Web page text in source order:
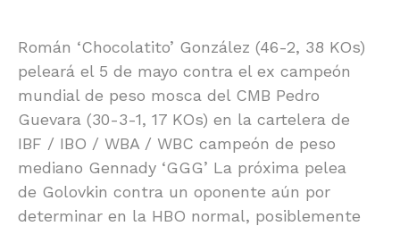
Román ‘Chocolatito’ González (46-2, 38 KOs)
peleará el 5 de mayo contra el ex campeón
mundial de peso mosca del CMB Pedro
Guevara (30-3-1, 17 KOs) en la cartelera de
IBF / IBO / WBA / WBC campeón de peso
mediano Gennady ‘GGG’ La próxima pelea
de Golovkin contra un oponente aún por
determinar en la HBO normal, posiblemente